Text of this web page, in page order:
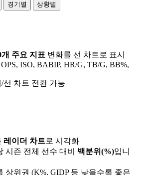
경기별 상황별
개 주요 지표 변화를 선 차트로 표시
ISO, BABIP, HR/G, TB/G, BB%,
선 차트 전환 가능
레이더 차트로 시각화
시즌 전체 선수 대비 백분위(%)입니
상위권 (K%, GIDP 등 낮을수록 좋은